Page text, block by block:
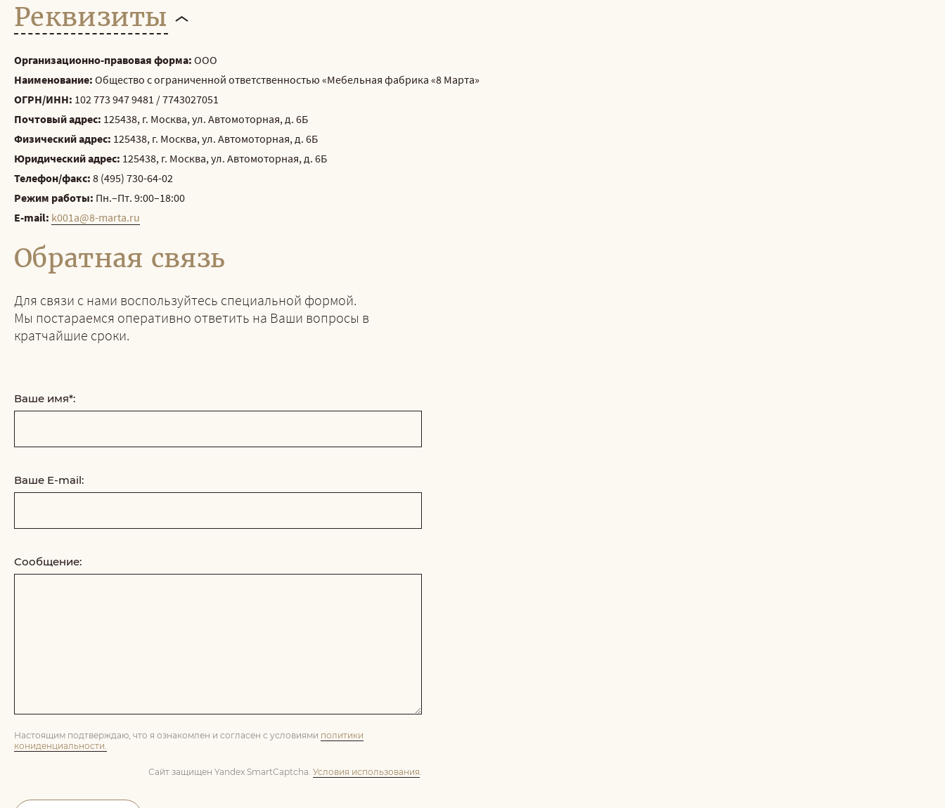
Реквизиты
Организационно-правовая форма: ООО
Наименование: Общество с ограниченной ответственностью «Мебельная фабрика «8 Марта»
ОГРН/ИНН: 102 773 947 9481 / 7743027051
Почтовый адрес: 125438, г. Москва, ул. Автомоторная, д. 6Б
Физический адрес: 125438, г. Москва, ул. Автомоторная, д. 6Б
Юридический адрес: 125438, г. Москва, ул. Автомоторная, д. 6Б
Телефон/факс: 8 (495) 730-64-02
Режим работы: Пн.–Пт. 9:00–18:00
E-mail: k001a@8-marta.ru
Обратная связь
Для связи с нами воспользуйтесь специальной формой.
Мы постараемся оперативно ответить на Ваши вопросы в
кратчайшие сроки.
Ваше имя*:
Ваше E-mail:
Сообщение:
Настоящим подтверждаю, что я ознакомлен и согласен с условиями политики
кониденциальности.
Сайт защищен Yandex SmartCaptcha. Условия использования